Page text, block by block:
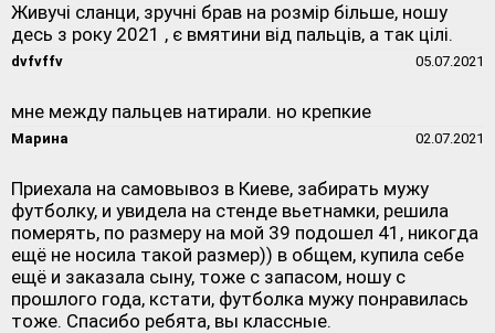
Живучі сланци, зручні брав на розмір більше, ношу
десь з року 2021 , є вмятини від пальців, а так цілі.
dvfvffv 05.07.2021
мне между пальцев натирали. но крепкие
Марина 02.07.2021
Приехала на самовывоз в Киеве, забирать мужу
футболку, и увидела на стенде вьетнамки, решила
померять, по размеру на мой 39 подошел 41, никогда
ещё не носила такой размер)) в общем, купила себе
ещё и заказала сыну, тоже с запасом, ношу с
прошлого года, кстати, футболка мужу понравилась
тоже. Спасибо ребята, вы классные.